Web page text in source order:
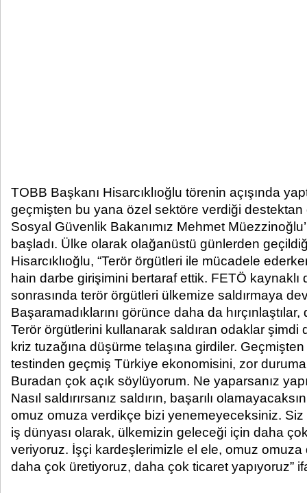
TOBB Başkanı Hisarcıklıoğlu törenin açışında
geçmişten bu yana özel sektöre verdiği destektan
Sosyal Güvenlik Bakanımız Mehmet
başladı. Ülke olarak olağanüstü günlerden
Hisarcıklıoğlu, “Terör örgütleri ile mücadele
hain darbe girişimini bertaraf ettik. FETÖ kaynaklı
sonrasında terör örgütleri ülkemize saldırmaya
Başaramadıklarını görünce daha da hırçınlaştılar,
Terör örgütlerini kullanarak saldıran odaklar şimdi
kriz tuzağına düşürme telaşına girdiler.
testinden geçmiş Türkiye ekonomisini, zor duruma
Buradan çok açık söylüyorum. Ne yaparsanız
Nasıl saldırırsanız saldırın, başarılı
omuz omuza verdikçe bizi yenemeyeceksiniz. Siz
iş dünyası olarak, ülkemizin geleceği için daha
veriyoruz. İşçi kardeşlerimizle el ele, omuz omuza
daha çok üretiyoruz, daha çok ticaret yapıyoruz”